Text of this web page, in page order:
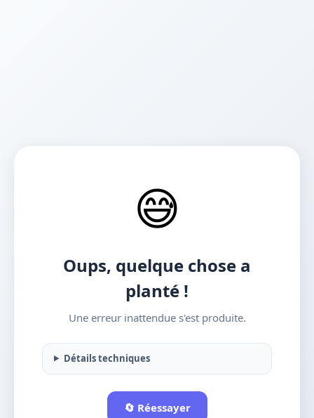
😅
Oups, quelque chose a
planté !
Une erreur inattendue s'est produite.
Détails techniques
🔄 Réessayer